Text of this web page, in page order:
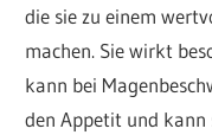
die sie zu einem
machen. Sie wirkt
kann bei
den Appetit und